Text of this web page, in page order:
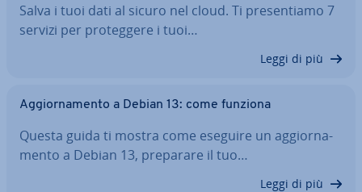
Salva i tuoi dati al sicuro nel cloud. Ti pre­sen­tia­mo 7
servizi per pro­teg­ge­re i tuoi…
Leggi di più
Ag­gior­na­men­to a Debian 13: come funziona
Questa guida ti mostra come eseguire un ag­gior­na­
men­to a Debian 13, preparare il tuo…
Leggi di più